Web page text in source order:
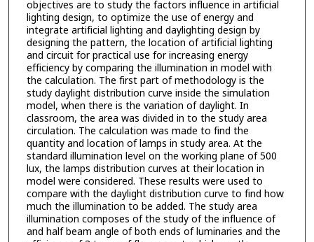
objectives are to study the factors influence in artificial
lighting design, to optimize the use of energy and
integrate artificial lighting and daylighting design by
designing the pattern, the location of artificial lighting
and circuit for practical use for increasing energy
efficiency by comparing the illumination in model with
the calculation. The first part of methodology is the
study daylight distribution curve inside the simulation
model, when there is the variation of daylight. In
classroom, the area was divided in to the study area
circulation. The calculation was made to find the
quantity and location of lamps in study area. At the
standard illumination level on the working plane of 500
lux, the lamps distribution curves at their location in
model were considered. These results were used to
compare with the daylight distribution curve to find how
much the illumination to be added. The study area
illumination composes of the study of the influence of
and half beam angle of both ends of luminaries and the